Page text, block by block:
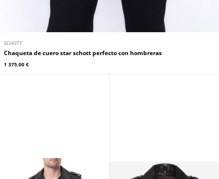
SCHOTT
Chaqueta de cuero star schott perfecto con hombreras
1 375,00 €